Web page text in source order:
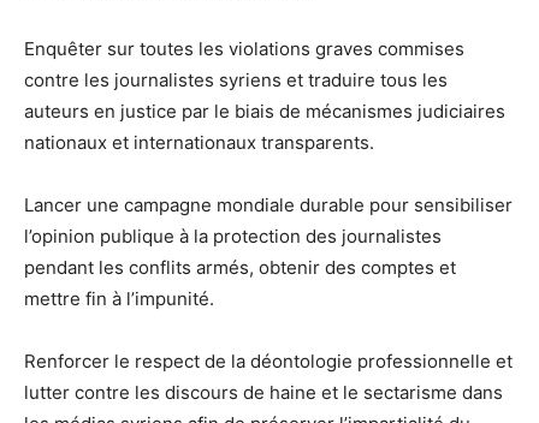
Enquêter sur toutes les violations graves commises
contre les journalistes syriens et traduire tous les
auteurs en justice par le biais de mécanismes judiciaires
nationaux et internationaux transparents.
Lancer une campagne mondiale durable pour sensibiliser
l’opinion publique à la protection des journalistes
pendant les conflits armés, obtenir des comptes et
mettre fin à l’impunité.
Renforcer le respect de la déontologie professionnelle et
lutter contre les discours de haine et le sectarisme dans